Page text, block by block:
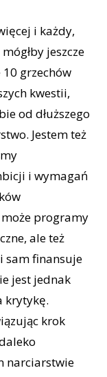
i każdy,
jeszcze
10 grzechów
kwestii,
od dłuższego
Jestem też
i wymagań
może programy
ale też
sam finansuje
jest jednak
krytykę.
krok
narciarstwie